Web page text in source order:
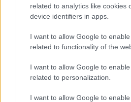
related to analytics like cookies
device identifiers in apps.
I want to allow Google to
related to functionality of the
I want to allow Google to
related to personalization.
I want to allow Google to
Καλλιστεία 2019: Αυτές
Ελλάς [εικόνες]